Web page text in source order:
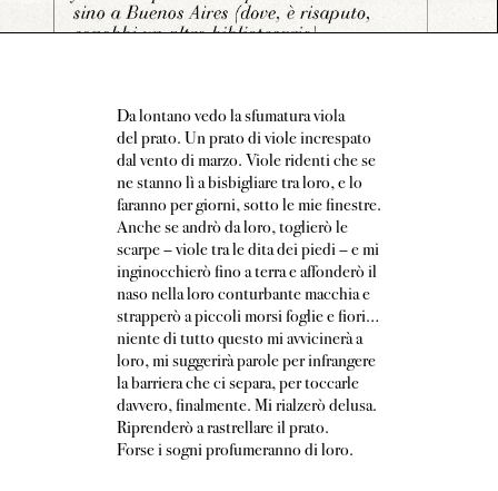
Da lontano vedo la sfumatura viola
del prato. Un prato di viole increspato
dal vento di marzo. Viole ridenti che se
ne stanno lì a bisbigliare tra loro, e lo
faranno per giorni, sotto le mie finestre.
Anche se andrò da loro, toglierò le
scarpe – viole tra le dita dei piedi – e mi
inginocchierò fino a terra e affonderò il
naso nella loro conturbante macchia e
strapperò a piccoli morsi foglie e fiori…
niente di tutto questo mi avvicinerà a
loro, mi suggerirà parole per infrangere
la barriera che ci separa, per toccarle
davvero, finalmente. Mi rialzerò delusa.
Riprenderò a rastrellare il prato.
Forse i sogni profumeranno di loro.